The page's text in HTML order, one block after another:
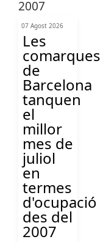
07 Agost 2026
Les
comarques
de
Barcelona
tanquen
el
millor
mes de
juliol
en
termes
d'ocupació
des del
2007